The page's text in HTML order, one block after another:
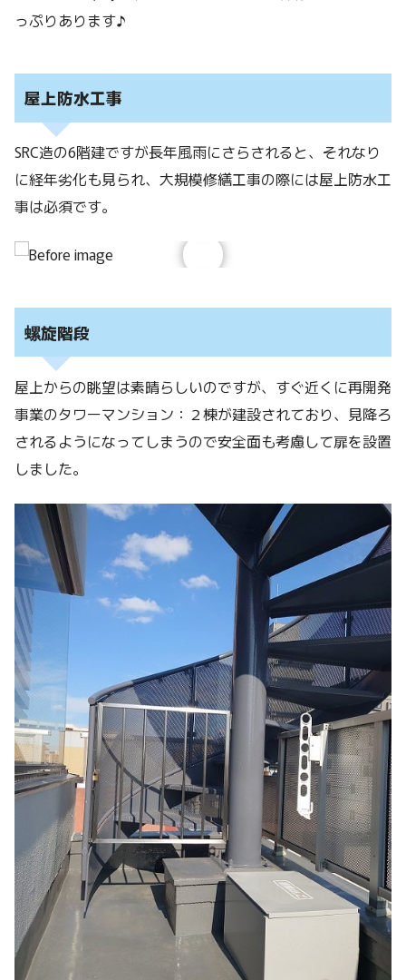
っぷりあります♪
屋上防水工事
SRC造の6階建ですが長年風雨にさらされると、それなり
に経年劣化も見られ、大規模修繕工事の際には屋上防水工
事は必須です。
螺旋階段
屋上からの眺望は素晴らしいのですが、すぐ近くに再開発
事業のタワーマンション：２棟が建設されており、見降ろ
されるようになってしまうので安全面も考慮して扉を設置
しました。